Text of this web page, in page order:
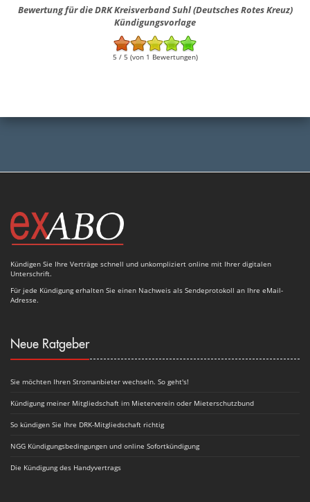
Bewertung für die DRK Kreisverband Suhl (Deutsches Rotes Kreuz)
Kündigungsvorlage
5 / 5 (von 1 Bewertungen)
Kündigen Sie Ihre Verträge schnell und unkompliziert online mit Ihrer digitalen
Unterschrift.
Für jede Kündigung erhalten Sie einen Nachweis als Sendeprotokoll an Ihre eMail-
Adresse.
Neue Ratgeber
Sie möchten Ihren Stromanbieter wechseln. So geht's!
Kündigung meiner Mitgliedschaft im Mieterverein oder Mieterschutzbund
So kündigen Sie Ihre DRK-Mitgliedschaft richtig
NGG Kündigungsbedingungen und online Sofortkündigung
Die Kündigung des Handyvertrags